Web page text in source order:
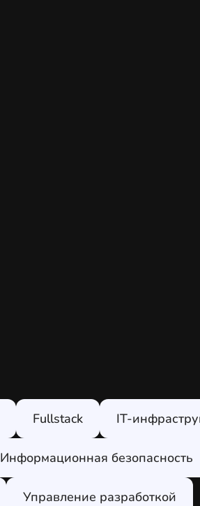
Fullstack IT-
Информационная безопасность
Управление разработкой